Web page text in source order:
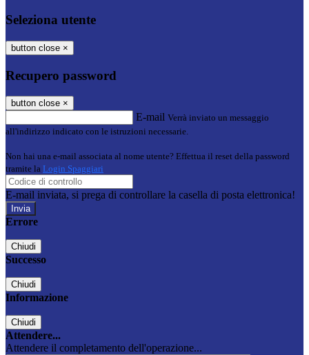
Seleziona utente
button close ×
Recupero password
button close ×
E-mail Verrà inviato un messaggio
all'indirizzo indicato con le istruzioni necessarie.
Non hai una e-mail associata al nome utente? Effettua il reset della password
tramite la Login Spaggiari
E-mail inviata, si prega di controllare la casella di posta elettronica!
Errore
Chiudi
Successo
Chiudi
Informazione
Chiudi
Attendere...
Attendere il completamento dell'operazione...